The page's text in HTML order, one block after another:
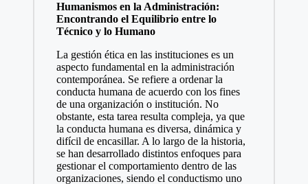
Humanismos en la Administración:
Encontrando el Equilibrio entre lo
Técnico y lo Humano
La gestión ética en las instituciones es un
aspecto fundamental en la administración
contemporánea. Se refiere a ordenar la
conducta humana de acuerdo con los fines
de una organización o institución. No
obstante, esta tarea resulta compleja, ya que
la conducta humana es diversa, dinámica y
difícil de encasillar. A lo largo de la historia,
se han desarrollado distintos enfoques para
gestionar el comportamiento dentro de las
organizaciones, siendo el conductismo uno